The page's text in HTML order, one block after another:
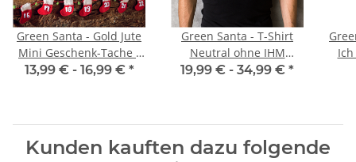
Green Santa - Gold Jute
Mini Geschenk-Tache -
mit Namen - Jute Tasche
13,99 € - 16,99 € *
Green Santa - T-Shirt
Neutral ohne IHM
Spruch
19,99 € - 34,99 € *
Kunden kauften dazu folgende